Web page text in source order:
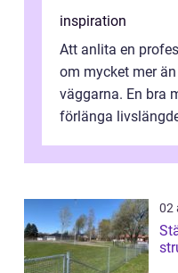
inspiration
Att anlita en
om mycket mer
väggarna. En bra
förlänga
02